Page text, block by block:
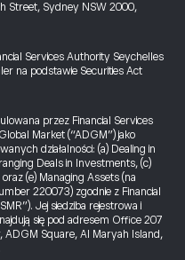
Street, Sydney NSW 2000,
Services Authority Seychelles
na podstawie Securities Act
przez Financial Services
Market (“ADGM”) jako
działalności: (a) Dealing in
Deals in Investments, (c)
(e) Managing Assets (na
220073) zgodnie z Financial
Jej siedziba rejestrowa i
się pod adresem Office 207
ADGM Square, Al Maryah Island,